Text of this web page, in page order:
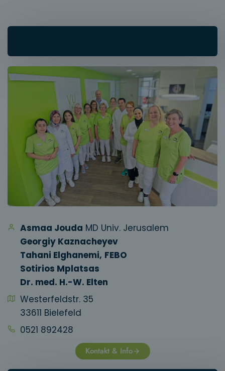
Asmaa Jouda MD Univ. Jerusalem
Georgiy Kaznacheyev
Tahani Elghanemi, FEBO
Sotirios Mplatsas
Dr. med. H.-W. Elten
Westerfeldstr. 35
33611 Bielefeld
0521 892428
Kontakt & Info